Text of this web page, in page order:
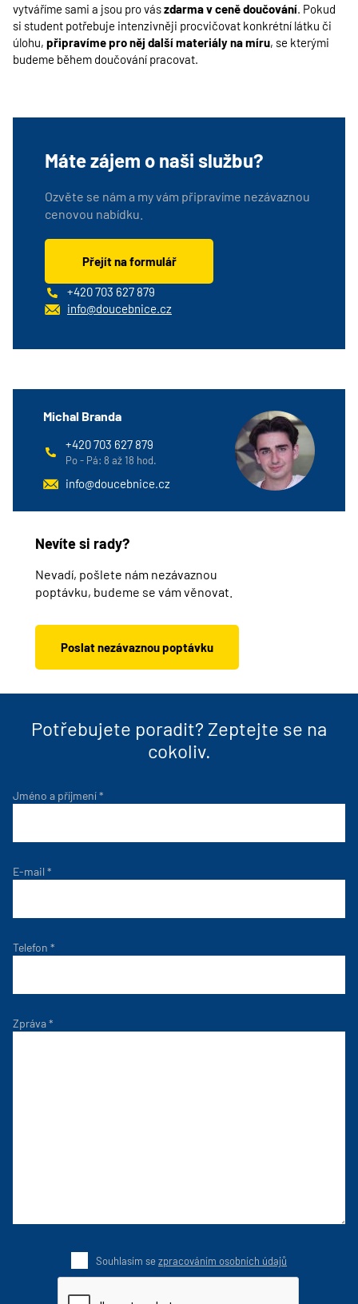
vytváříme sami a jsou pro vászdarma v ceně doučování. Pokud
si student potřebuje intenzivněji procvičovat konkrétní látku či
úlohu, připravíme pro něj další materiály na míru, se kterými
budeme během doučování pracovat.
Máte zájem o naši službu?
Ozvěte se nám a my vám připravíme nezávaznou
cenovou nabídku.
Přejít na formulář
+420 703 627 879
info@doucebnice.cz
Michal Branda
+420 703 627 879
Po - Pá: 8 až 18 hod.
info@doucebnice.cz
Nevíte si rady?
Nevadí, pošlete nám nezávaznou
poptávku, budeme se vám věnovat.
Poslat nezávaznou poptávku
Potřebujete poradit? Zeptejte se na
cokoliv.
Jméno a příjmení*
E-mail *
Telefon *
Zpráva*
Souhlasím se zpracováním osobních údajů